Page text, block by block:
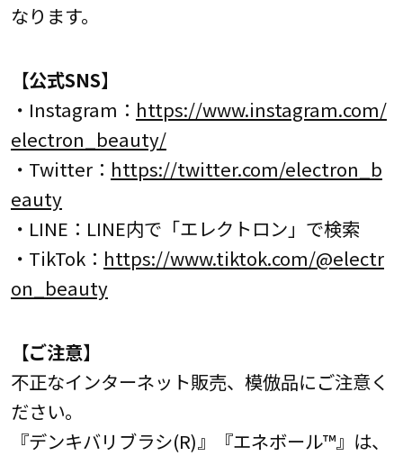
なります。
【公式SNS】
・Instagram： https://www.instagram.com/
electron_beauty/
・Twitter： https://twitter.com/electron_b
eauty
・LINE：LINE内で「エレクトロン」で検索
・TikTok： https://www.tiktok.com/@electr
on_beauty
【ご注意】
不正なインターネット販売、模倣品にご注意く
ださい。
『デンキバリブラシ(R)』『エネボール™』は、